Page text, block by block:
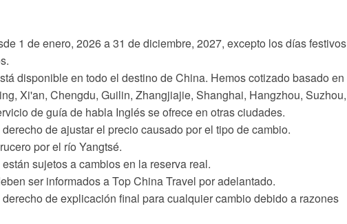
1 de enero, 2026 a 31 de diciembre, 2027, excepto los días festivos
disponible en todo el destino de China. Hemos cotizado basado en
Xi'an, Chengdu, Guilin, Zhangjiajie, Shanghai, Hangzhou, Suzhou,
de guía de habla Inglés se ofrece en otras ciudades.
de ajustar el precio causado por el tipo de cambio.
por el río Yangtsé.
sujetos a cambios en la reserva real.
ser informados a Top China Travel por adelantado.
de explicación final para cualquier cambio debido a razones